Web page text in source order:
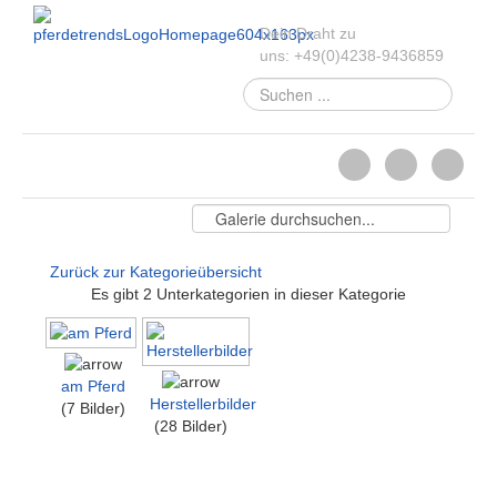
Dein Draht zu
uns: +49(0)4238-9436859
Suchen
...
Zurück zur Kategorieübersicht
Es gibt 2 Unterkategorien in dieser Kategorie
am Pferd
(7 Bilder)
Herstellerbilder
(28 Bilder)